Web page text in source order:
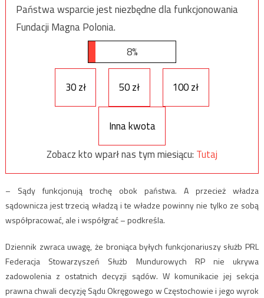
Państwa wsparcie jest niezbędne dla funkcjonowania
Fundacji Magna Polonia.
8%
30 zł 50 zł 100 zł
Inna kwota
Zobacz kto wparł nas tym miesiącu: Tutaj
– Sądy funkcjonują trochę obok państwa. A przecież władza
sądownicza jest trzecią władzą i te władze powinny nie tylko ze sobą
współpracować, ale i współgrać – podkreśla.
Dziennik zwraca uwagę, że broniąca byłych funkcjonariuszy służb PRL
Federacja Stowarzyszeń Służb Mundurowych RP nie ukrywa
zadowolenia z ostatnich decyzji sądów. W komunikacie jej sekcja
prawna chwali decyzję Sądu Okręgowego w Częstochowie i jego wyrok